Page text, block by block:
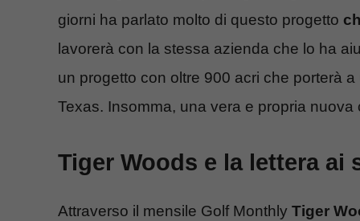
giorni ha parlato molto di questo progetto
lavorerà con la stessa azienda che lo ha
un progetto con oltre 900 acri che porterà
Texas. Insomma, una vera e propria nuova
Tiger Woods e la lettera ai
Attraverso il mensile Golf Monthly Tiger